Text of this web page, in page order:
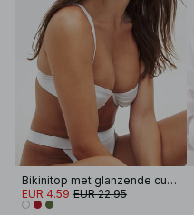
Bikinitop met glanzende cups
EUR 4.59 EUR 22.95